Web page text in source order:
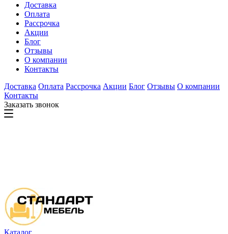
Доставка
Оплата
Рассрочка
Акции
Блог
Отзывы
О компании
Контакты
Доставка Оплата Рассрочка Акции Блог Отзывы О компании
Контакты
Заказать звонок
Каталог